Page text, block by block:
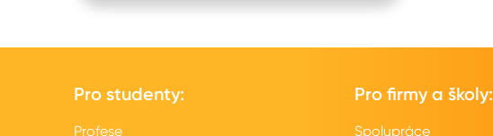
Pro studenty:
Profese
Pro firmy a školy:
Spolupráce